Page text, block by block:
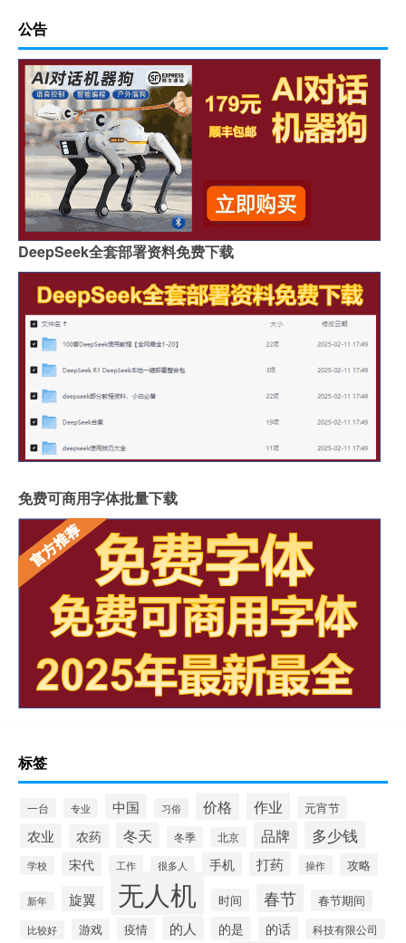
公告
DeepSeek全套部署资料免费下载
免费可商用字体批量下载
标签
一台 专业 中国 习俗 价格 作业 元宵节
农业 农药 冬天 冬季 北京 品牌 多少钱
学校 宋代 工作 很多人 手机 打药 操作 攻略
新年 旋翼 无人机 时间 春节 春节期间
比较好 游戏 疫情 的人 的是 的话 科技有限公司